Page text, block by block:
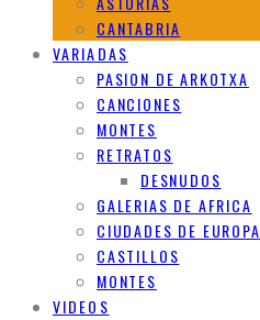
CANTABRIA
VARIADAS
PASION DE ARKOTXA
CANCIONES
MONTES
RETRATOS
DESNUDOS
GALERIAS DE AFRICA
CIUDADES DE EUROPA
CASTILLOS
MONTES
VIDEOS